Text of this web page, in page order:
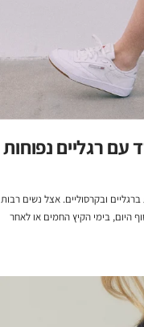
עם רגליים נפוחות
ובקרסוליים. אצל נשים רבות
היום, בימי הקיץ החמים או לאחר